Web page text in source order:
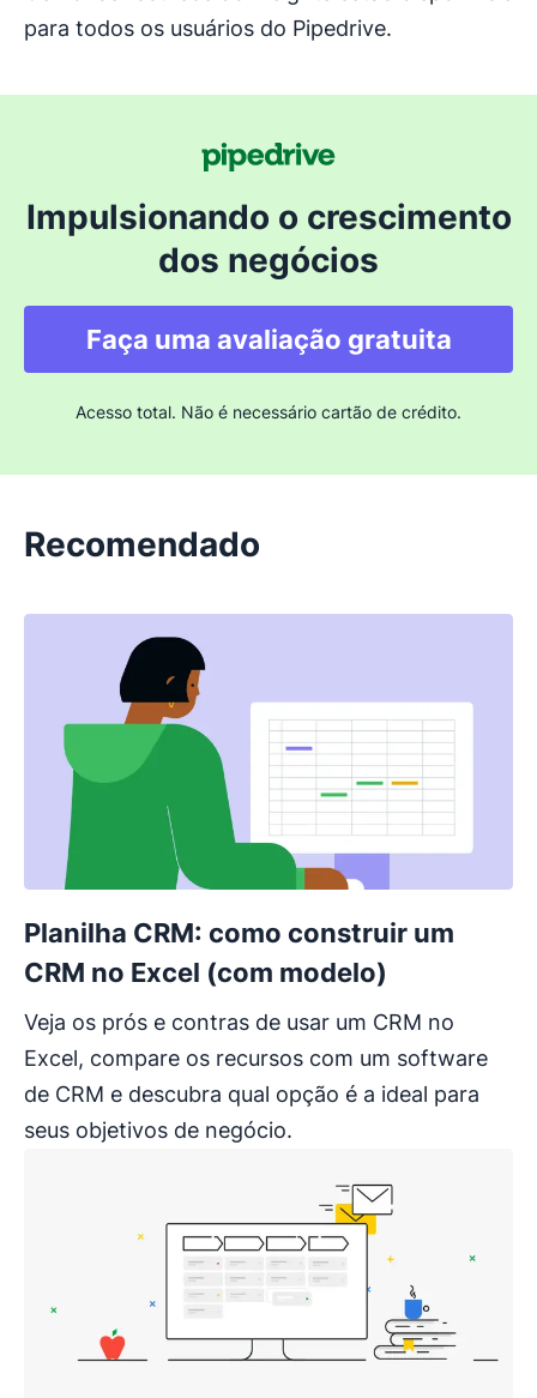
para todos os usuários do Pipedrive.
Impulsionando o crescimento
dos negócios
Faça uma avaliação gratuita
Acesso total. Não é necessário cartão de crédito.
Recomendado
Planilha CRM: como construir um
CRM no Excel (com modelo)
Veja os prós e contras de usar um CRM no
Excel, compare os recursos com um software
de CRM e descubra qual opção é a ideal para
seus objetivos de negócio.